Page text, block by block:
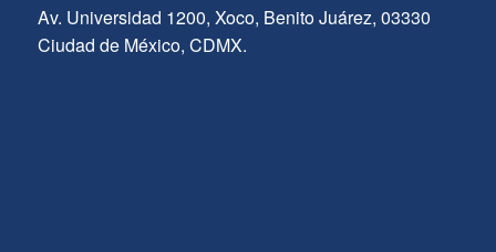
Av. Universidad 1200, Xoco, Benito Juárez, 03330
Ciudad de México, CDMX.